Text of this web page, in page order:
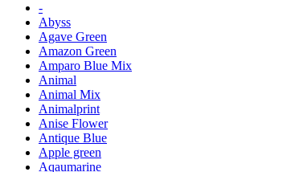
-
Abyss
Agave Green
Amazon Green
Amparo Blue Mix
Animal
Animal Mix
Animalprint
Anise Flower
Antique Blue
Apple green
Aqaumarine